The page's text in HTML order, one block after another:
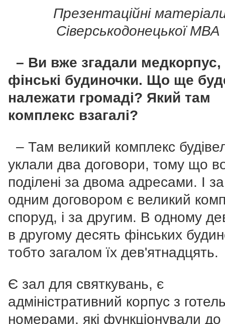
Презентаційні
Сіверськодонецької МВА
– Ви вже згадали медкорпус,
фінські будиночки. Що ще
належати громаді? Який там
комплекс взагалі?
– Там великий комплекс
уклали два договори, тому що
поділені за двома адресами. І за
одним договором є великий
споруд, і за другим. В одному
в другому десять фінських
тобто загалом їх дев'ятнадцять.
Є зал для святкувань, є
адміністративний корпус з
номерами, які функціонували до